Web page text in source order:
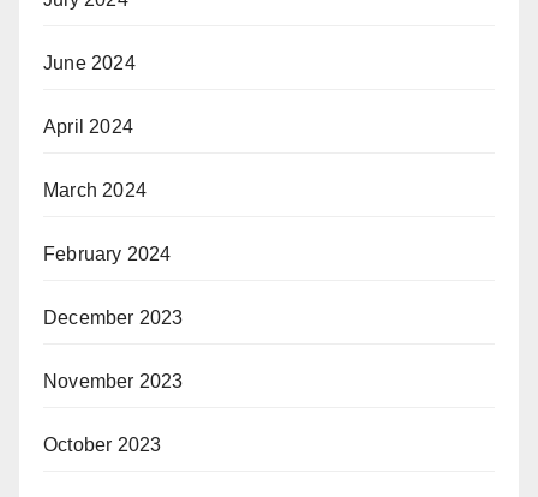
June 2024
April 2024
March 2024
February 2024
December 2023
November 2023
October 2023